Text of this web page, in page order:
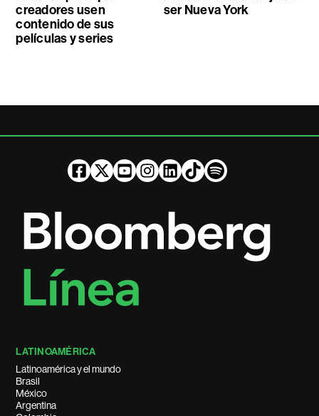
creadores usen
contenido de sus
películas y series
ser Nueva York
LATINOAMÉRICA
Latinoamérica y el mundo
Brasil
México
Argentina